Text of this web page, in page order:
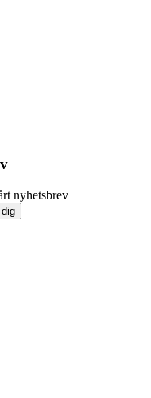
nyhetsbrev